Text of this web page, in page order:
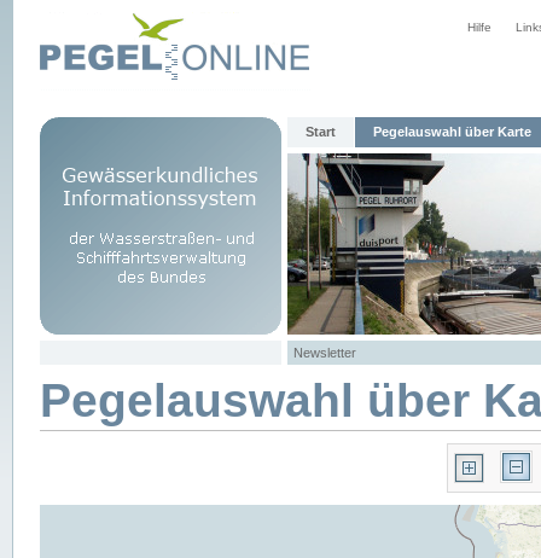
Hilfe
Start Pegelauswahl über Karte
Newsletter
Pegelauswahl über